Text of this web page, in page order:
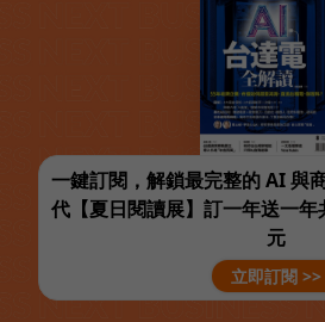
一鍵訂閱，解鎖最完整的 AI 與
代【夏日閱讀展】訂一年送一
元
立即訂閱 >>